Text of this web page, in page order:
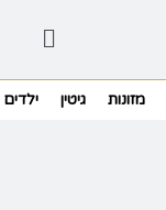
מזונות גיטין ילדים